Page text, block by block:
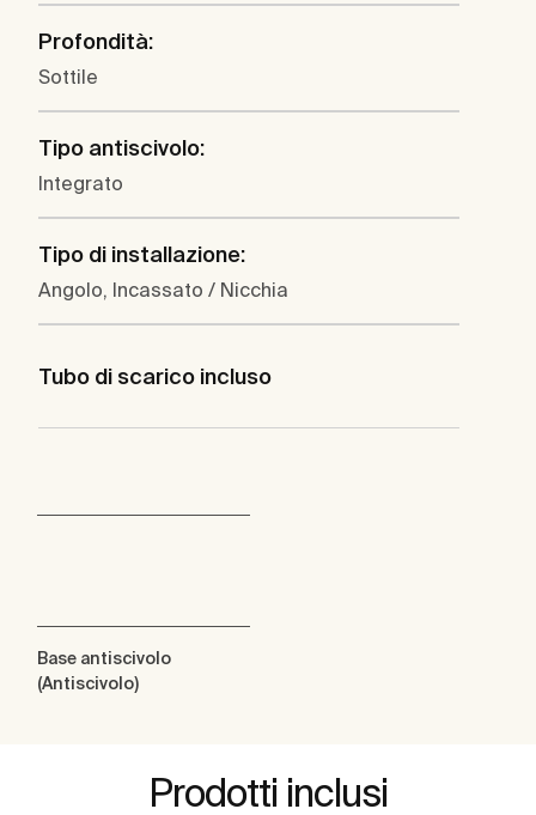
Profondità:
Sottile
Tipo antiscivolo:
Integrato
Tipo di installazione:
Angolo, Incassato / Nicchia
Tubo di scarico incluso
Base antiscivolo
(Antiscivolo)
Prodotti inclusi